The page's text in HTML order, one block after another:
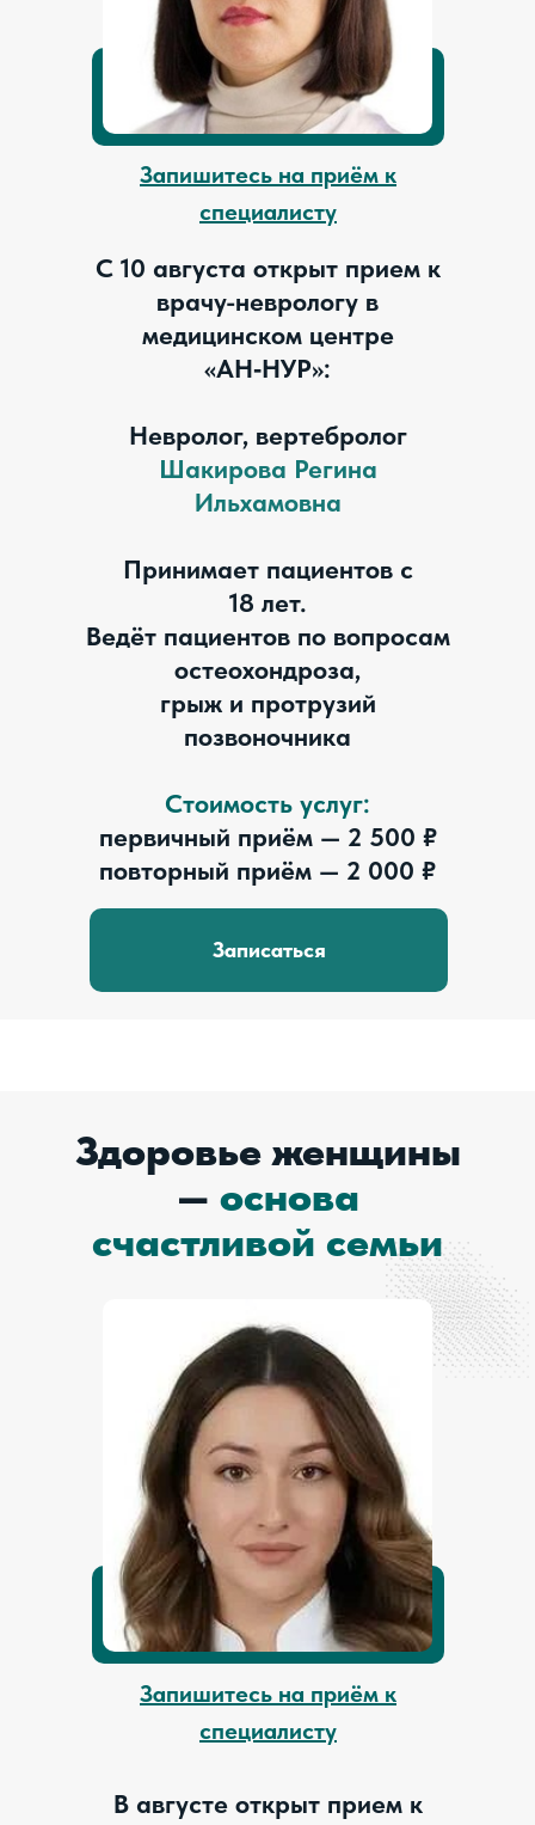
С 10 августа открыт прием к
врачу-неврологу в
медицинском центре
«АН‑НУР»:
Невролог, вертебролог
Шакирова Регина
Ильхамовна
Принимает пациентов с
18 лет.
Ведёт пациентов по вопросам
остеохондроза,
грыж и протрузий
позвоночника
Стоимость услуг:
первичный приём — 2 500 ₽
повторный приём — 2 000 ₽
Записаться
Запишитесь на приём к
специалисту
В августе открыт прием к
Запишитесь на приём к
специалисту
Здоровье женщины
— основа
счастливой семьи